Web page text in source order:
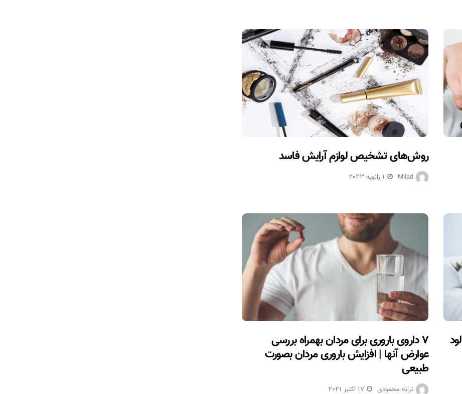
روش‌های تشخیص لوازم آرایش فاسد
Milad 1 ژانویه 2023
۷ داروی باروری برای مردان بهمراه بررسی
عوارض آنها | افزایش باروری مردان بصورت
طبیعی
ترانه محمودی 17 اکتبر 2021